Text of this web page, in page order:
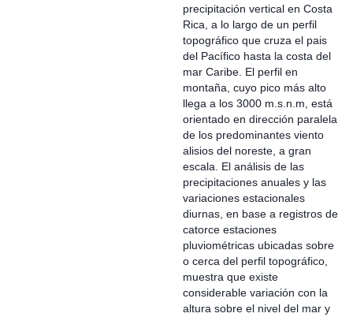
precipitación vertical en Costa
Rica, a lo largo de un perfil
topográfico que cruza el pais
del Pacífico hasta la costa del
mar Caribe. El perfil en
montaña, cuyo pico más alto
llega a los 3000 m.s.n.m, está
orientado en dirección paralela
de los predominantes viento
alisios del noreste, a gran
escala. El análisis de las
precipitaciones anuales y las
variaciones estacionales
diurnas, en base a registros de
catorce estaciones
pluviométricas ubicadas sobre
o cerca del perfil topográfico,
muestra que existe
considerable variación con la
altura sobre el nivel del mar y